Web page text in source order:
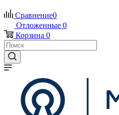
Сравнение0
Отложенные 0
Корзина 0